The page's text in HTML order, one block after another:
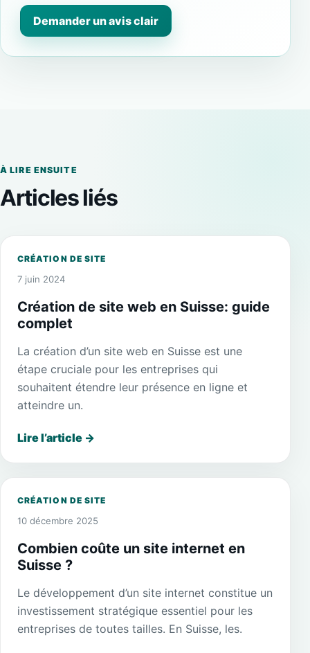
Demander un avis clair
À LIRE ENSUITE
Articles liés
CRÉATION DE SITE
7 juin 2024
Création de site web en Suisse: guide
complet
La création d’un site web en Suisse est une
étape cruciale pour les entreprises qui
souhaitent étendre leur présence en ligne et
atteindre un.
Lire l’article →
CRÉATION DE SITE
10 décembre 2025
Combien coûte un site internet en
Suisse ?
Le développement d’un site internet constitue un
investissement stratégique essentiel pour les
entreprises de toutes tailles. En Suisse, les.